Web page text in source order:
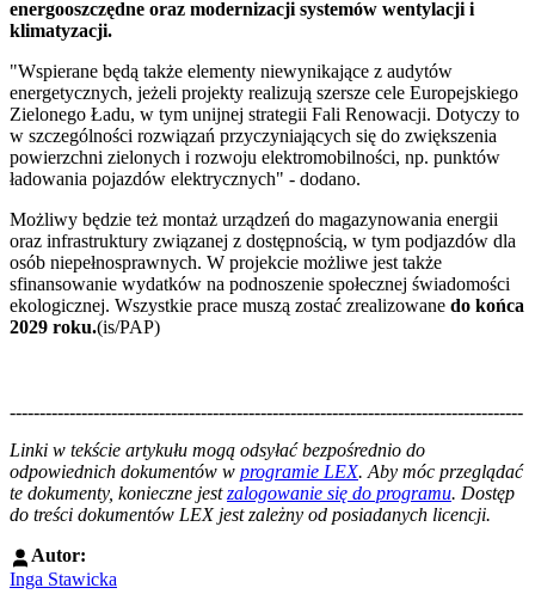
energooszczędne oraz modernizacji systemów wentylacji i
klimatyzacji.
"Wspierane będą także elementy niewynikające z audytów
energetycznych, jeżeli projekty realizują szersze cele Europejskiego
Zielonego Ładu, w tym unijnej strategii Fali Renowacji. Dotyczy to
w szczególności rozwiązań przyczyniających się do zwiększenia
powierzchni zielonych i rozwoju elektromobilności, np. punktów
ładowania pojazdów elektrycznych" - dodano.
Możliwy będzie też montaż urządzeń do magazynowania energii
oraz infrastruktury związanej z dostępnością, w tym podjazdów dla
osób niepełnosprawnych. W projekcie możliwe jest także
sfinansowanie wydatków na podnoszenie społecznej świadomości
ekologicznej. Wszystkie prace muszą zostać zrealizowane do końca
2029 roku.(is/PAP)
--------------------------------------------------------------------------------------
Linki w tekście artykułu mogą odsyłać bezpośrednio do
odpowiednich dokumentów w programie LEX. Aby móc przeglądać
te dokumenty, konieczne jestzalogowanie się do programu. Dostęp
do treści dokumentów LEX jest zależny od posiadanych licencji.
Autor:
Inga Stawicka